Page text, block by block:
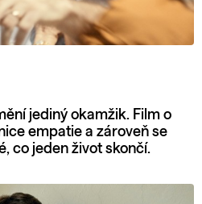
jediný okamžik. Film o
empatie a zároveň se
co jeden život skončí.